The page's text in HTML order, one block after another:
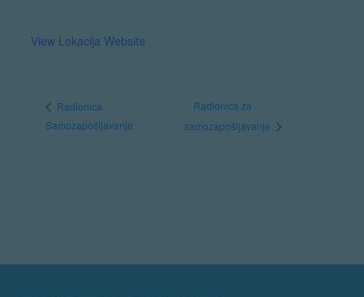
View Lokacija Website
Radionica
Samozapošljavanje
Radionica za
samozapošljavanje